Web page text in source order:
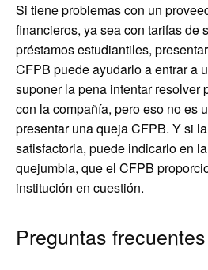
Si tiene problemas con un
financieros, ya sea con tarifas de
préstamos estudiantiles,
CFPB puede ayudarlo a entrar a
suponer la pena intentar resolver
con la compañía, pero eso no es
presentar una queja CFPB. Y si
satisfactoria, puede indicarlo en
quejumbia, que el CFPB
institución en cuestión.
Preguntas frecuentes